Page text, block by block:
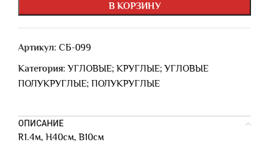
В КОРЗИНУ
Артикул: СБ-099
Категория: УГЛОВЫЕ; КРУГЛЫЕ; УГЛОВЫЕ
ПОЛУКРУГЛЫЕ; ПОЛУКРУГЛЫЕ
ОПИСАНИЕ
R1.4м, Н40см, В10см